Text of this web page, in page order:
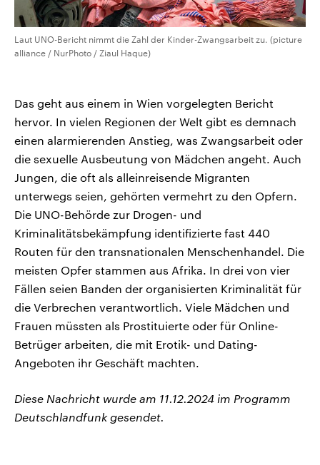
Laut UNO-Bericht nimmt die Zahl der Kinder-Zwangsarbeit zu. (picture
alliance / NurPhoto / Ziaul Haque)
Das geht aus einem in Wien vorgelegten Bericht
hervor. In vielen Regionen der Welt gibt es demnach
einen alarmierenden Anstieg, was Zwangsarbeit oder
die sexuelle Ausbeutung von Mädchen angeht. Auch
Jungen, die oft als alleinreisende Migranten
unterwegs seien, gehörten vermehrt zu den Opfern.
Die UNO-Behörde zur Drogen- und
Kriminalitätsbekämpfung identifizierte fast 440
Routen für den transnationalen Menschenhandel. Die
meisten Opfer stammen aus Afrika. In drei von vier
Fällen seien Banden der organisierten Kriminalität für
die Verbrechen verantwortlich. Viele Mädchen und
Frauen müssten als Prostituierte oder für Online-
Betrüger arbeiten, die mit Erotik- und Dating-
Angeboten ihr Geschäft machten.
Diese Nachricht wurde am 11.12.2024 im Programm
Deutschlandfunk gesendet.